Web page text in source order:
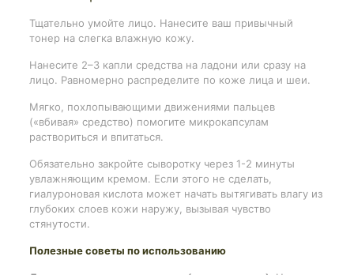
Тщательно умойте лицо. Нанесите ваш привычный
тонер на слегка влажную кожу.
Нанесите 2–3 капли средства на ладони или сразу на
лицо. Равномерно распределите по коже лица и шеи.
Мягко, похлопывающими движениями пальцев
(«вбивая» средство) помогите микрокапсулам
раствориться и впитаться.
Обязательно закройте сыворотку через 1-2 минуты
увлажняющим кремом. Если этого не сделать,
гиалуроновая кислота может начать вытягивать влагу из
глубоких слоев кожи наружу, вызывая чувство
стянутости.
Полезные советы по использованию